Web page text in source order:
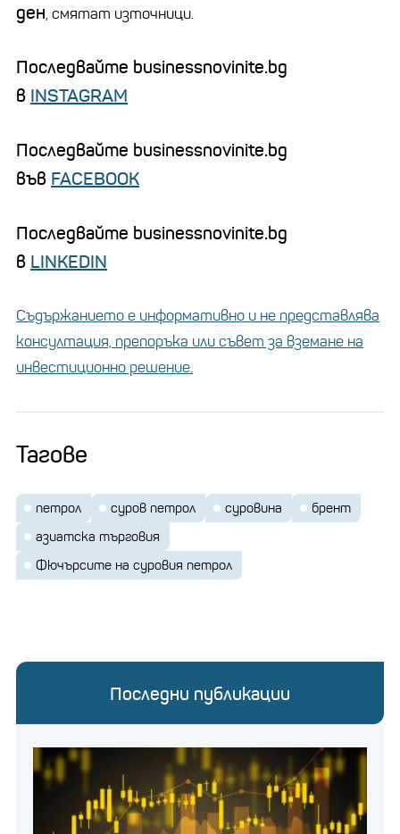
ден, смятат източници.
Последвайте businessnovinite.bg
в INSTAGRAM
Последвайте businessnovinite.bg
във FACEBOOK
Последвайте businessnovinite.bg
в LINKEDIN
Съдържанието е информативно и не представлява
консултация, препоръка или съвет за вземане на
инвестиционно решение.
Тагове
петрол суров петрол суровина
брент
азиатска търговия
Фючърсите на суровия петрол
Последни публикации